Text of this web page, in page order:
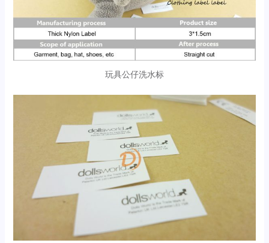
玩具公仔洗水标